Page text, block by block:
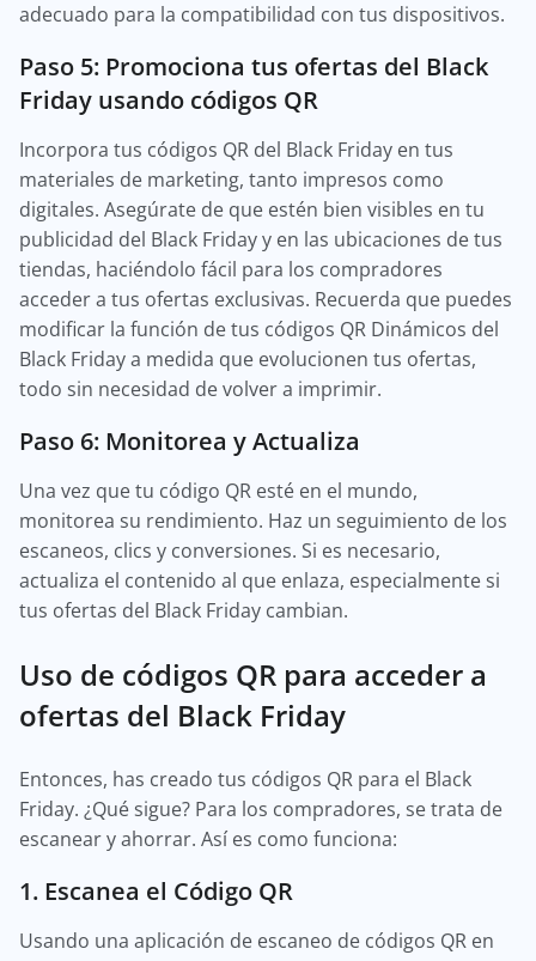
adecuado para la compatibilidad con tus dispositivos.
Paso 5: Promociona tus ofertas del Black
Friday usando códigos QR
Incorpora tus códigos QR del Black Friday en tus
materiales de marketing, tanto impresos como
digitales. Asegúrate de que estén bien visibles en tu
publicidad del Black Friday y en las ubicaciones de tus
tiendas, haciéndolo fácil para los compradores
acceder a tus ofertas exclusivas. Recuerda que puedes
modificar la función de tus códigos QR Dinámicos del
Black Friday a medida que evolucionen tus ofertas,
todo sin necesidad de volver a imprimir.
Paso 6: Monitorea y Actualiza
Una vez que tu código QR esté en el mundo,
monitorea su rendimiento. Haz un seguimiento de los
escaneos, clics y conversiones. Si es necesario,
actualiza el contenido al que enlaza, especialmente si
tus ofertas del Black Friday cambian.
Uso de códigos QR para acceder a
ofertas del Black Friday
Entonces, has creado tus códigos QR para el Black
Friday. ¿Qué sigue? Para los compradores, se trata de
escanear y ahorrar. Así es como funciona:
1. Escanea el Código QR
Usando una aplicación de escaneo de códigos QR en